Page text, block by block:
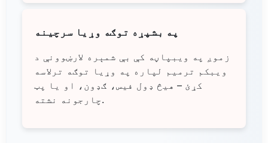
په بشپړه توګه وړیا سرچینه
زموږ په ویبپاڼه کې بې شمېره لارښوونې د
ویبکم ترمیم لپاره په وړیا توګه ترلاسه
کړئ – هیڅ ډول فیس، ګډون، او یا پټ
چارجونه نشته.